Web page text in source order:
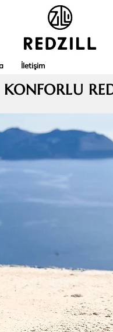
İletişim
KONFORLU